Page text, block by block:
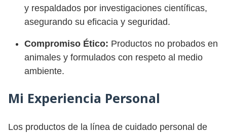
y respaldados por investigaciones científicas,
asegurando su eficacia y seguridad.
Compromiso Ético: Productos no probados en
animales y formulados con respeto al medio
ambiente.
Mi Experiencia Personal
Los productos de la línea de cuidado personal de